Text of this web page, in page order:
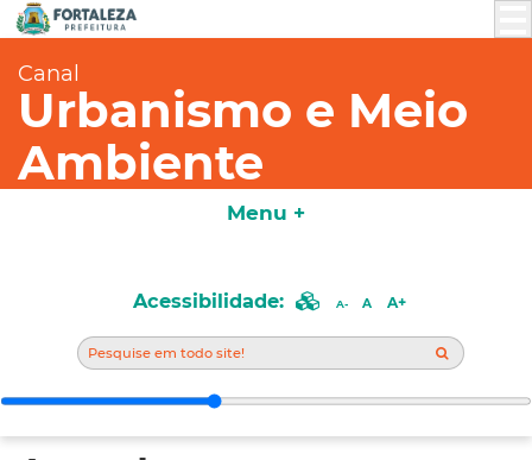
Canal
Urbanismo e Meio
Ambiente
Acessibilidade: A